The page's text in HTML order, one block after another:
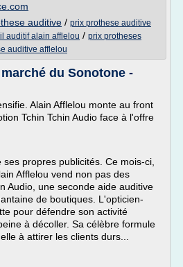
auditive / prix prothese auditive
auditif alain afflelou / prix protheses
auditive afflelou
du Sonotone -
Alain Afflelou monte au front
Tchin Tchin Audio face à l'offre
propres publicités. Ce mois-ci,
Afflelou vend non pas des
Audio, une seconde aide auditive
de boutiques. L'opticien-
pour défendre son activité
à décoller. Sa célèbre formule
à attirer les clients durs...